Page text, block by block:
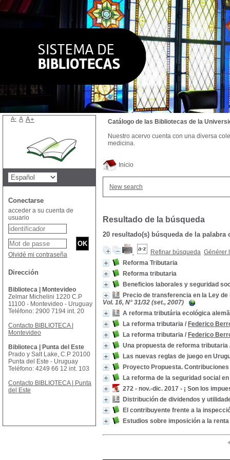
Inicio
New search
Resultado de la búsqueda
20 resultado(s) búsqueda de la palabra
Refinar búsqueda Générer
Reforma Tributaria
Reforma tributaria
Beneficios laborales y seguridad
Precio de transferencia en la Ley
Vol. 16, N° 31/32 (set., 2007)
A reforma tributária ecológica alemã
La reforma tributaria / Federico
La reforma tributaria / Federico
Una propuesta de reforma tributaria
Las nuevas reglas de juego en
Proyecto Propuesta.
La reforma de la seguridad social
272 - nov.-dic. 2017 - ¡ Son los
Distribución de dividendos y
El contribuyente frente a la
Estudios sobre imposición a la renta
Catálogo de las Bibliotecas de la
Nuestro acervo cuenta con una diversa
medicina.
A- A A+
Conectarse
acceder a su cuenta de
usuario
Olvidé mi contraseña
Dirección
Biblioteca | Montevideo
Zelmar Michelini 1220 C.P
11100 - Montevideo - Uruguay
Teléfono: 2900 7194 int. 20
Contacto BIBLIOTECA |
Montevideo
Biblioteca | Punta del Este
Prado y Salt Lake, C.P 20100
Punta del Este - Uruguay
Teléfono: 4249 66 12 int. 103
Contacto BIBLIOTECA | Punta
del Este